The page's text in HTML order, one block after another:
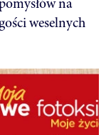
weselnych